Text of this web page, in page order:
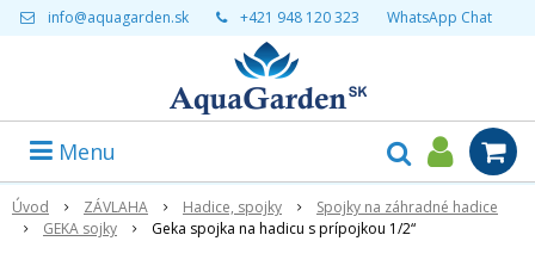
info@aquagarden.sk +421 948 120 323 WhatsApp Chat
Menu
Úvod ZÁVLAHA Hadice, spojky
Spojky na záhradné hadice
GEKA sojky
Geka spojka na hadicu s prípojkou 1/2“